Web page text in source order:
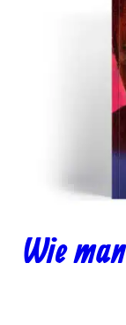
Wie